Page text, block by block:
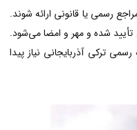
رسمی یا قانونی ارائه شوند.
شده و مهر و امضا می‌شود.
ترکی آذربایجانی نیاز پیدا